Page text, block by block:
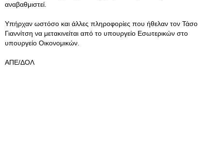
αναβαθμιστεί.
Υπήρχαν ωστόσο και άλλες πληροφορίες που ήθελαν τον Τάσο
Γιαννίτση να μετακινείται από το υπουργείο Εσωτερικών στο
υπουργείο Οικονομικών.
ΑΠΕ/ΔΟΛ